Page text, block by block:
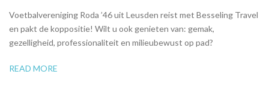
Voetbalvereniging Roda ’46 uit Leusden reist met Besseling Travel
en pakt de koppositie! Wilt u ook genieten van: gemak,
gezelligheid, professionaliteit en milieubewust op pad?
READ MORE